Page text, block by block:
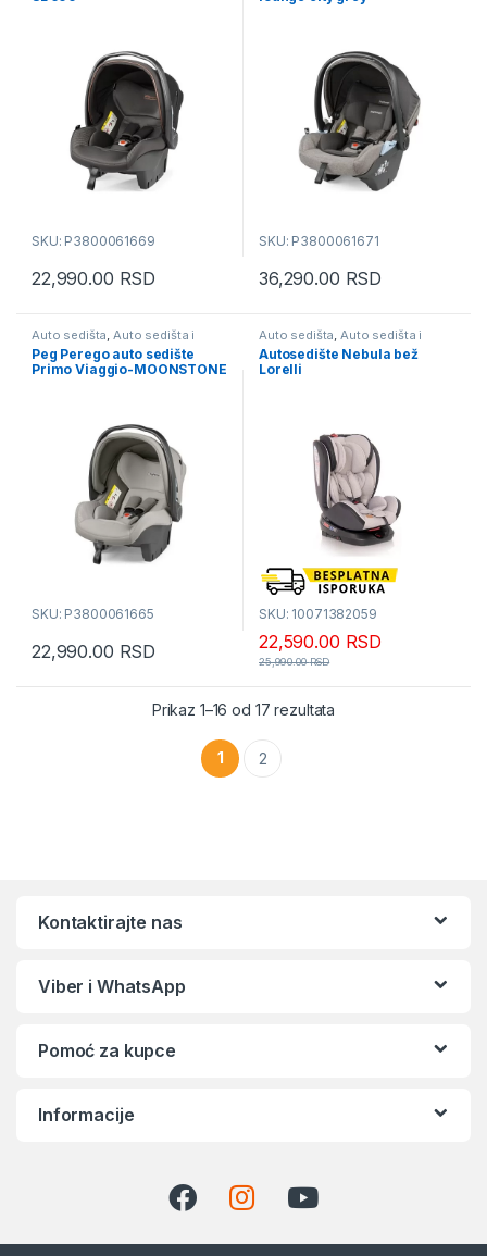
SKU: P3800061669
22,990.00 RSD
SKU: P3800061671
36,290.00 RSD
Auto sedišta Auto sedišta i
busteri
Peg Perego auto sedište
Primo Viaggio-MOONSTONE
SKU: P3800061665
22,990.00 RSD
Auto sedišta Auto sedišta i
busteri
Autosedište Nebula bež
Lorelli
SKU: 10071382059
22,590.00 RSD
25,990.00RSD
Prikaz 1–16 od 17 rezultata
1 2
Kontaktirajte nas
Viber i WhatsApp
Pomoć za kupce
Informacije